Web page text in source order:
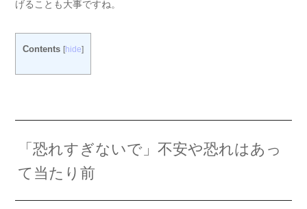
げることも大事ですね。
Contents [hide]
「恐れすぎないで」不安や恐れはあっ
て当たり前